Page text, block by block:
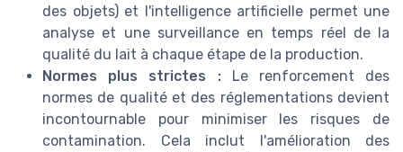
des objets) et l'intelligence artificielle permet une
analyse et une surveillance en temps réel de la
qualité du lait à chaque étape de la production.
Normes plus strictes :Le renforcement des
normes de qualité et des réglementations devient
incontournable pour minimiser les risques de
contamination. Cela inclut l'amélioration des